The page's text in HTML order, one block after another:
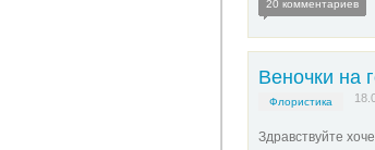
20 комментариев
Веночки на
Флористика
Здравствуйте